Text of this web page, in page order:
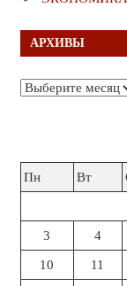
АРХИВЫ
Архивы
Пн
Вт
3 4
10 11